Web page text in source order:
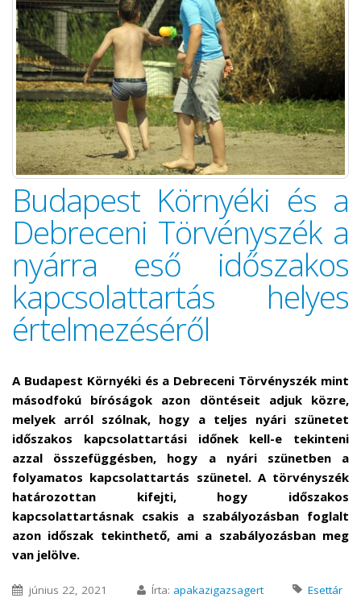
Budapest Környéki és a
Debreceni Törvényszék a
nyárra eső időszakos
kapcsolattartás helyes
értelmezéséről
A Budapest Környéki és a Debreceni Törvényszék mint
másodfokú bíróságok azon döntéseit adjuk közre,
melyek arról szólnak, hogy a teljes nyári szünetet
időszakos kapcsolattartási időnek kell-e tekinteni
azzal összefüggésben, hogy a nyári szünetben a
folyamatos kapcsolattartás szünetel. A törvényszék
határozottan kifejti, hogy időszakos
kapcsolattartásnak csakis a szabályozásban foglalt
azon időszak tekinthető, ami a szabályozásban meg
van jelölve.
június 22, 2021 Írta: apakazigazsagert Esettár